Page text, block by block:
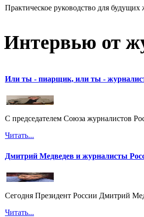
Практическое руководство для
Интервью от
Или ты - пиарщик, или ты -
С председателем Союза журналистов
Читать...
Дмитрий Медведев и журналисты
Сегодня Президент России Дмитрий
Читать...